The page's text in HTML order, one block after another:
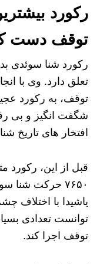
رکورد
توقف دست
رکورد شنا سوئدی
توقف، به رکورد
شگفت‌ انگیز و بی‌
افتخار های تاریخ
قبل از این، رکورد
۷۶۵۰ حرکت شنا
یاشیدا با اختلاف
توانست تعدادی
توقف اجرا کند.